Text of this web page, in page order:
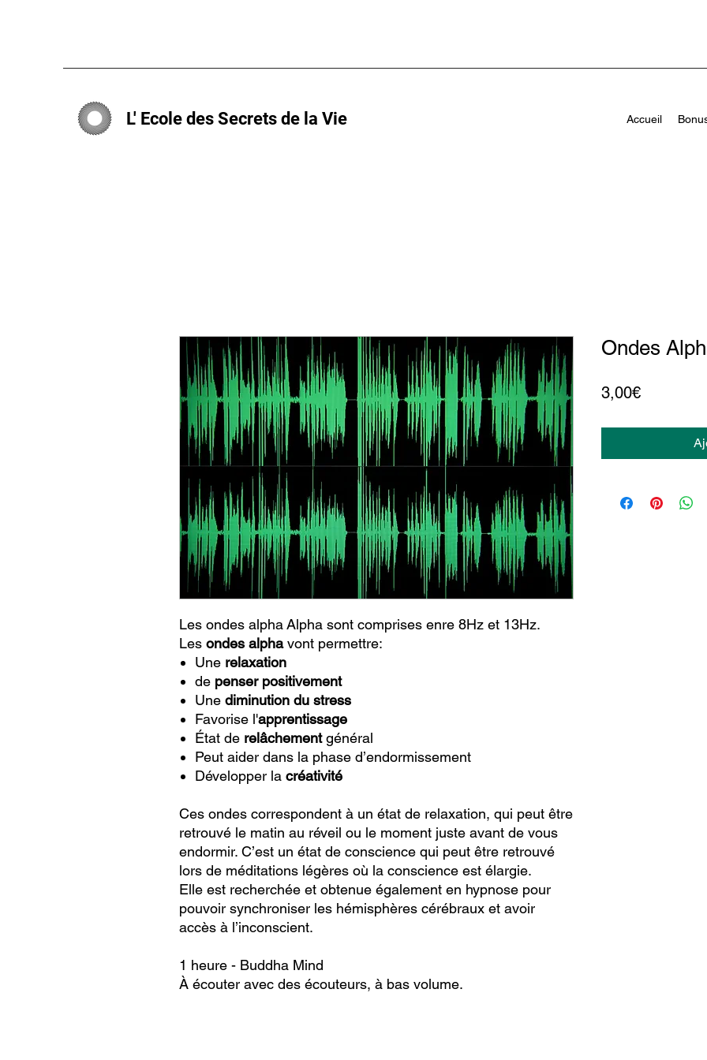
L' Ecole des Secrets de la Vie Accueil
Les ondes alpha Alpha sont comprises enre 8Hz et 13Hz.
Les ondes alphavont permettre:
Une relaxation
de penser positivement
Une diminution du stress
Favorise l'apprentissage
État de relâchementgénéral
Peut aider dans la phase d’endormissement
Développer la créativité
Ces ondes correspondent à un état de relaxation, qui peut être
retrouvé le matin au réveil ou le moment juste avant de vous
endormir. C’est un état de conscience qui peut être retrouvé
lors de méditations légères où la conscience est élargie.
Elle est recherchée et obtenue également en hypnose pour
pouvoir synchroniser les hémisphères cérébraux et avoir
accès à l’inconscient.
1 heure - Buddha Mind
À écouter avec des écouteurs, à bas volume.
Ondes
3,00€Prix